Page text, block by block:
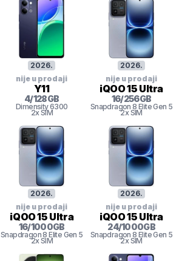
2026.
nije u prodaji
Y11
4/128GB
Dimensity 6300
2x SIM
2026.
nije u prodaji
iQOO 15 Ultra
16/256GB
Snapdragon 8 Elite Gen 5
2x SIM
2026.
nije u prodaji
iQOO 15 Ultra
16/1000GB
Snapdragon 8 Elite Gen 5
2x SIM
2026.
nije u prodaji
iQOO 15 Ultra
24/1000GB
Snapdragon 8 Elite Gen 5
2x SIM